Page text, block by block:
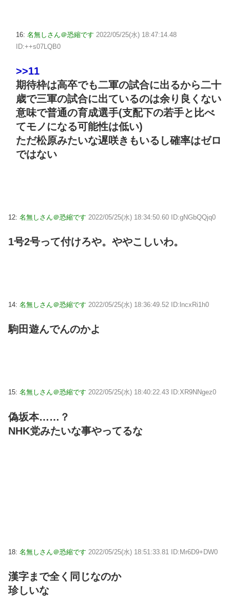
16: 名無しさん＠恐縮です 2022/05/25(水) 18:47:14.48
ID:++s07LQB0
>>11
期待枠は高卒でも二軍の試合に出るから二十
歳で三軍の試合に出ているのは余り良くない
意味で普通の育成選手(支配下の若手と比べ
てモノになる可能性は低い)
ただ松原みたいな遅咲きもいるし確率はゼロ
ではない
12: 名無しさん＠恐縮です 2022/05/25(水) 18:34:50.60 ID:gNGbQQjq0
1号2号って付けろや。ややこしいわ。
14: 名無しさん＠恐縮です 2022/05/25(水) 18:36:49.52 ID:lncxRi1h0
駒田遊んでんのかよ
15: 名無しさん＠恐縮です 2022/05/25(水) 18:40:22.43 ID:XR9NNgez0
偽坂本……？
NHK党みたいな事やってるな
18: 名無しさん＠恐縮です 2022/05/25(水) 18:51:33.81 ID:Mr6D9+DW0
漢字まで全く同じなのか
珍しいな